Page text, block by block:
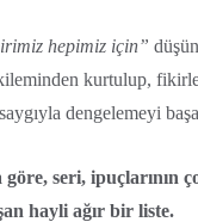
hepimiz için”
kurtulup,
dengelemeyi
seri, ipuçlarının
hayli ağır bir liste.